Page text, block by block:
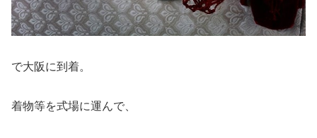
で大阪に到着。
着物等を式場に運んで、